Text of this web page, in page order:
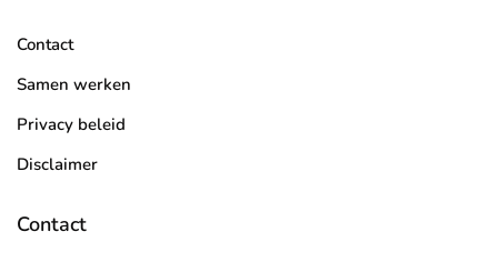
Contact
Samen werken
Privacy beleid
Disclaimer
Contact